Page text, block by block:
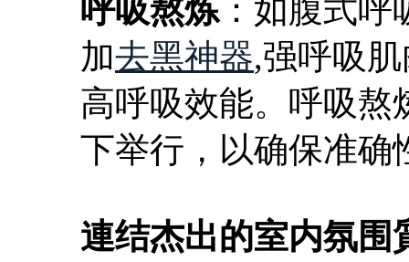
呼吸熬炼：如腹式呼
加去黑神器,强呼吸
高呼吸效能。呼吸熬
下举行，以确保准确
連结杰出的室内氛围